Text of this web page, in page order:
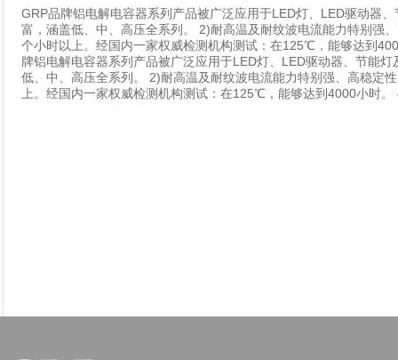
GRP品牌铝电解电容器系列产品被广泛应用于LED灯、LED驱动器
富，涵盖低、中、高压全系列。 2)耐高温及耐纹波电流能力特别
个小时以上。经国内一家权威检测机构测试：在125℃，能够达到
牌铝电解电容器系列产品被广泛应用于LED灯、LED驱动器、节能
低、中、高压全系列。 2)耐高温及耐纹波电流能力特别强、高稳
上。经国内一家权威检测机构测试：在125℃，能够达到4000小时